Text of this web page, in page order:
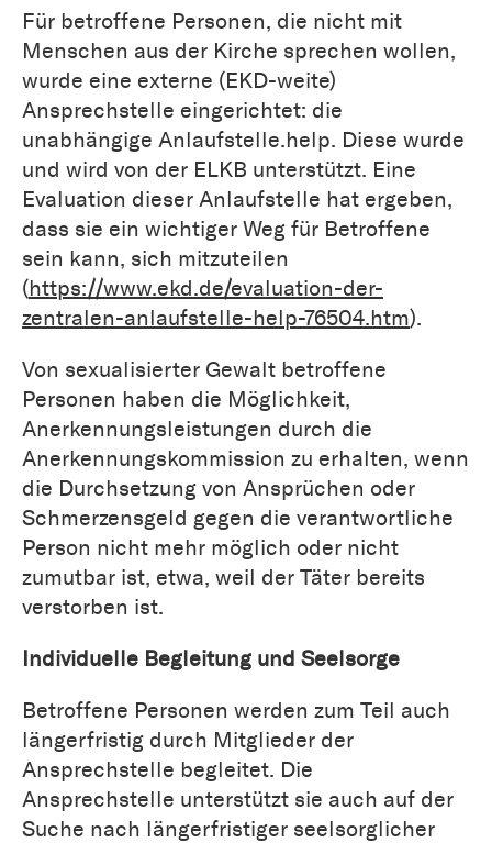
Für betroffene Personen, die nicht mit
Menschen aus der Kirche sprechen wollen,
wurde eine externe (EKD-weite)
Ansprechstelle eingerichtet: die
unabhängige Anlaufstelle.help. Diese wurde
und wird von der ELKB unterstützt. Eine
Evaluation dieser Anlaufstelle hat ergeben,
dass sie ein wichtiger Weg für Betroffene
sein kann, sich mitzuteilen
(https://www.ekd.de/evaluation-der-
zentralen-anlaufstelle-help-76504.htm).
Von sexualisierter Gewalt betroffene
Personen haben die Möglichkeit,
Anerkennungsleistungen durch die
Anerkennungskommission zu erhalten, wenn
die Durchsetzung von Ansprüchen oder
Schmerzensgeld gegen die verantwortliche
Person nicht mehr möglich oder nicht
zumutbar ist, etwa, weil der Täter bereits
verstorben ist.
Individuelle Begleitung und Seelsorge
Betroffene Personen werden zum Teil auch
längerfristig durch Mitglieder der
Ansprechstelle begleitet. Die
Ansprechstelle unterstützt sie auch auf der
Suche nach längerfristiger seelsorglicher